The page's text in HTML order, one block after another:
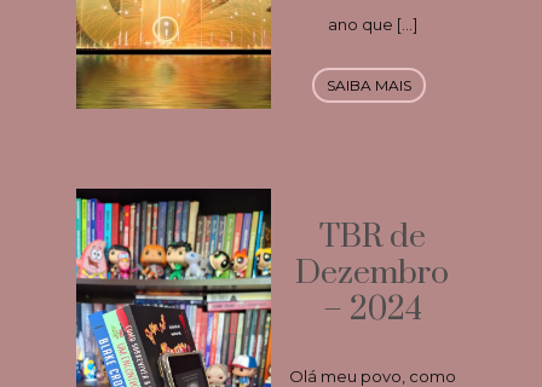
ano que […]
SAIBA MAIS
TBR de
Dezembro
– 2024
Olá meu povo, como